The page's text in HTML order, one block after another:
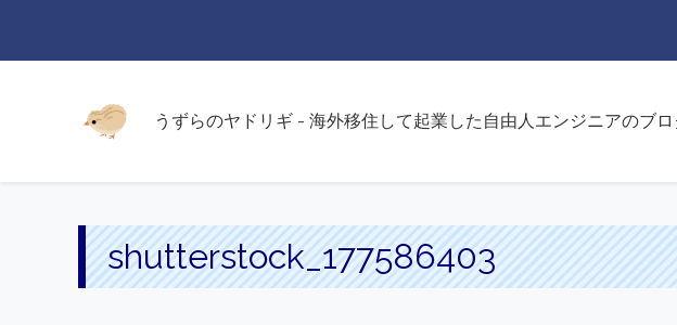
うずらのヤドリギ - 海外移住して起業した自由人エンジニアのブ
shutterstock_177586403